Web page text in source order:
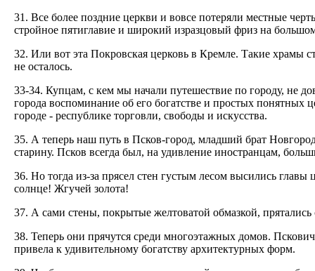
31. Все более поздние церкви и вовсе потеряли местные
стройное пятиглавие и широкий изразцовый фриз на
32. Или вот эта Покровская церковь в Кремле. Такие храмы
не осталось.
33-34. Купцам, с кем мы начали путешествие по городу, не
города воспоминание об его богатстве и простых понятных
городе - республике торговли, свободы и искусства.
35. А теперь наш путь в Псков-город, младший брат
старину. Псков всегда был, на удивление иностранцам,
36. Но тогда из-за прясел стен густым лесом высились
солнце! Жгучей золота!
37. А сами стены, покрытые желтоватой обмазкой, прятались
38. Теперь они прячутся среди многоэтажных домов.
привела к удивительному богатству архитектурных форм.